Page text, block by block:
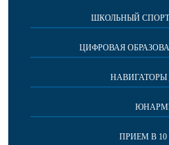
ШКОЛЬНЫЙ
ЦИФРОВАЯ
НАВИГАТОРЫ
ПРИЕМ В